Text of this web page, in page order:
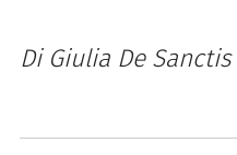
Di Giulia De Sanctis